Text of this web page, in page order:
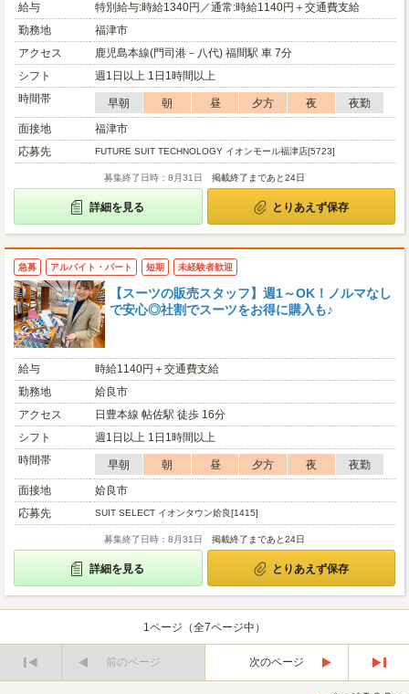
給与
特別給与:時給1340円／通常:時給1140円＋交通費支給
勤務地
福津市
アクセス
鹿児島本線(門司港－八代) 福間駅 車 7分
シフト
週1日以上 1日1時間以上
時間帯
早朝 朝 昼 夕方 夜
夜勤
面接地
福津市
応募先
FUTURE SUIT TECHNOLOGY イオンモール福津店[5723]
募集終了日時：8月31日 掲載終了まであと24日
詳細を見る とりあえず保存
急募 アルバイト・パート 短期 未経験者歓迎
【スーツの販売スタッフ】週1～OK！ノルマなし
で安心◎社割でスーツをお得に購入も♪
給与
時給1140円＋交通費支給
勤務地
姶良市
アクセス
日豊本線 帖佐駅 徒歩 16分
シフト
週1日以上 1日1時間以上
時間帯
早朝 朝 昼 夕方 夜
夜勤
面接地
姶良市
応募先
SUIT SELECT イオンタウン姶良[1415]
募集終了日時：8月31日 掲載終了まであと24日
詳細を見る とりあえず保存
1ページ（全7ページ中）
前のページ
次のページ
後